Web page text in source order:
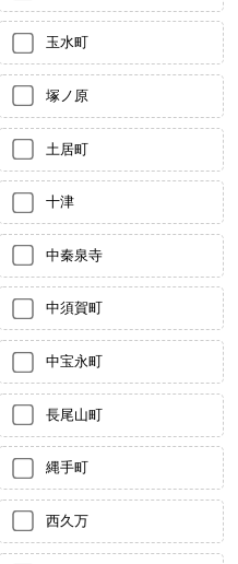
玉水町
塚ノ原
土居町
十津
中秦泉寺
中須賀町
中宝永町
長尾山町
縄手町
西久万